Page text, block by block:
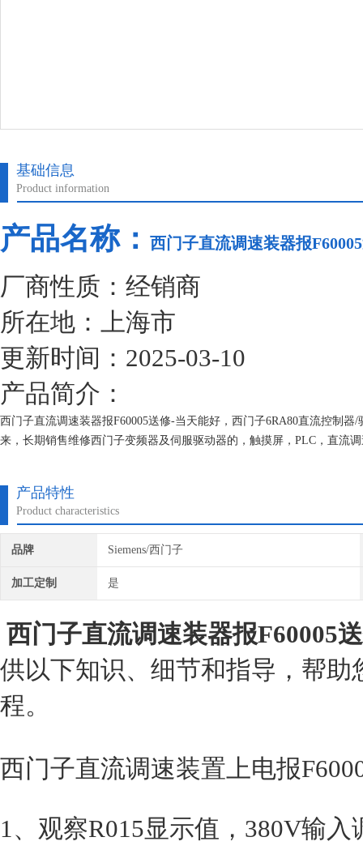
基础信息
Product information
产品名称： 西门子直流调速装器报
厂商性质：经销商
所在地：上海市
更新时间：2025-03-10
产品简介：
西门子直流调速装器报F60005送修-当天能好，西门子6RA80直流控制
来，长期销售维修西门子变频器及伺服驱动器的，触摸屏，PLC，直流
产品特性
Product characteristics
品牌 Siemens/西门子
加工定制 是
西门子直流调速装器报F60005
供以下知识、细节和指导，帮
程。
西门子直流调速装置上电报
1、观察R015显示值，380V输